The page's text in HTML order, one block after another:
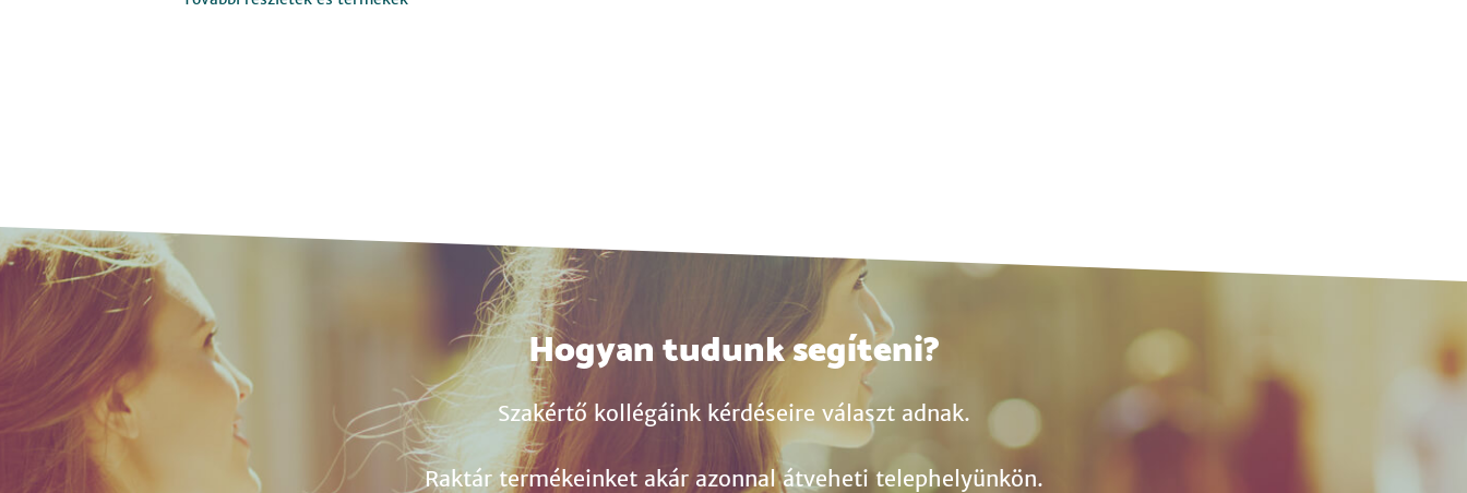
Hogyan tudunk segíteni?
Szakértő kollégáink kérdéseire választ adnak.
Raktár termékeinket akár azonnal átveheti telephelyünkön.